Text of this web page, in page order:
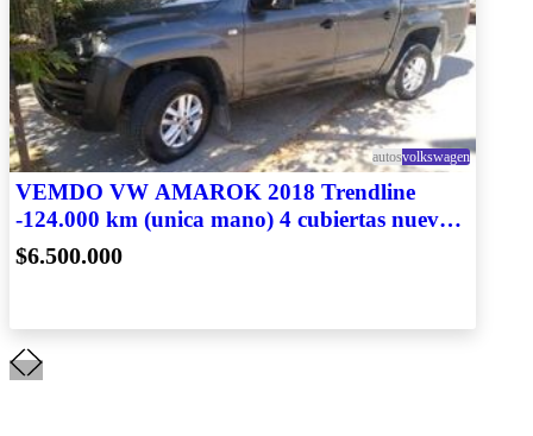
autosvolkswagen
VEMDO VW AMAROK 2018 Trendline
-124.000 km (unica mano) 4 cubiertas nuevas
y accesorios
$6.500.000